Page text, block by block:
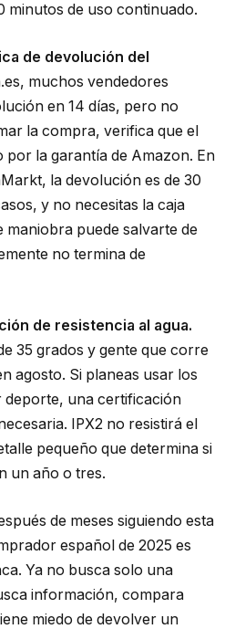
minutos de uso continuado.
de devolución del
muchos vendedores
en 14 días, pero no
la compra, verifica que el
la garantía de Amazon. En
la devolución es de 30
y no necesitas la caja
maniobra puede salvarte de
no termina de
de resistencia al agua.
35 grados y gente que corre
agosto. Si planeas usar los
una certificación
IPX2 no resistirá el
pequeño que determina si
un año o tres.
de meses siguiendo esta
español de 2025 es
Ya no busca solo una
información, compara
miedo de devolver un